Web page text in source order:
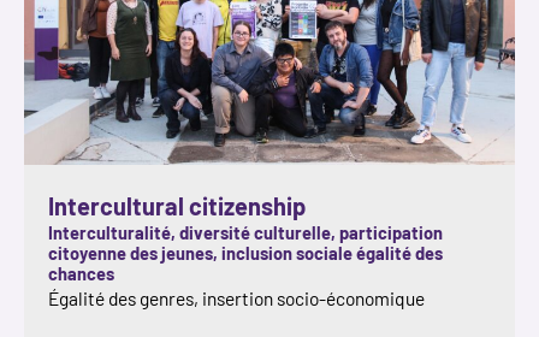
Intercultural citizenship
Interculturalité, diversité culturelle, participation
citoyenne des jeunes, inclusion sociale égalité des
chances
Égalité des genres, insertion socio-économique